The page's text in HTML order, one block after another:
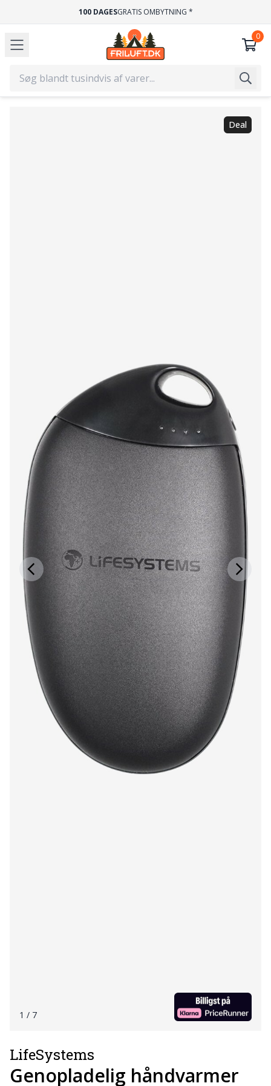
100 DAGESGRATIS OMBYTNING *
Deal
1 / 7
LifeSystems
Genopladelig håndvarmer